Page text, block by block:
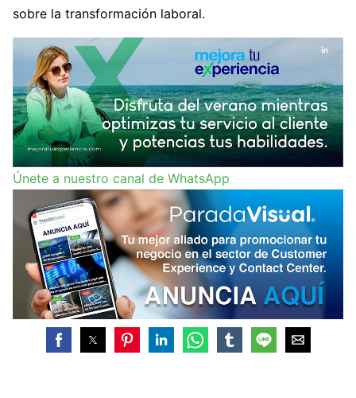
sobre la transformación laboral.
Únete a nuestro canal de WhatsApp